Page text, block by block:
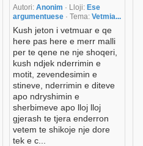
Autori: Anonim · Lloji: Ese
argumentuese · Tema: Vetmia...
Kush jeton i vetmuar e qe
here pas here e merr malli
per te qene ne nje shoqeri,
kush ndjek nderrimin e
motit, zevendesimin e
stineve, nderrimin e diteve
apo ndryshimin e
sherbimeve apo lloj lloj
gjerash te tjera enderron
vetem te shikoje nje dore
tek e c...